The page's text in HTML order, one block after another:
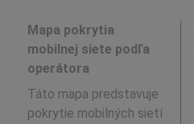
Mapa pokrytia
mobilnej siete podľa
operátora
Táto mapa predstavuje
pokrytie mobilných sietí